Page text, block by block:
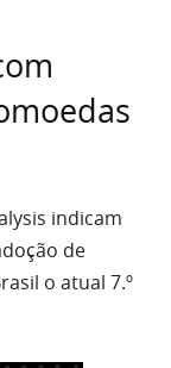
indicam
de
o atual 7.º